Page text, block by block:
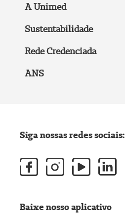
A Unimed
Sustentabilidade
Rede Credenciada
ANS
Siga nossas redes sociais:
Baixe nosso aplicativo